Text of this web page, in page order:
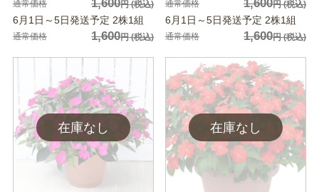
通常価格 1,600円(税込)
6月1日～5日発送予定 2株1組
通常価格 1,600円(税込)
通常価格 1,600円(税込)
6月1日～5日発送予定 2株1組
通常価格 1,600円(税込)